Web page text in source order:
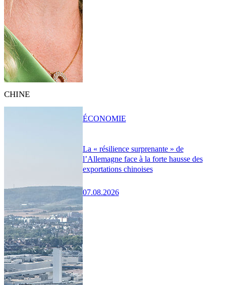
CHINE
La « résilience surprenante » de
l’Allemagne face à la forte hausse des
exportations chinoises
07.08.2026
ÉCONOMIE